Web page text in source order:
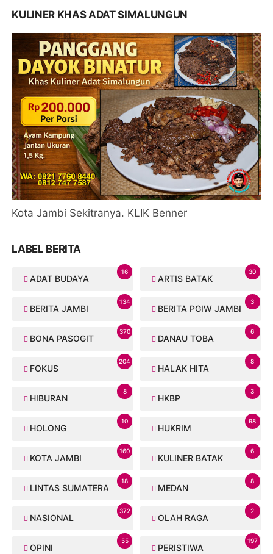
KULINER KHAS ADAT SIMALUNGUN
Kota Jambi Sekitranya. KLIK Benner
LABEL BERITA
ADAT BUDAYA
16
ARTIS BATAK
30
BERITA JAMBI
134
BERITA PGIW JAMBI
3
BONA PASOGIT
370
DANAU TOBA
6
FOKUS
204
HALAK HITA
8
HIBURAN
8
HKBP
3
HOLONG
10
HUKRIM
98
KOTA JAMBI
160
KULINER BATAK
6
LINTAS SUMATERA
18
MEDAN
8
NASIONAL
372
OLAH RAGA
2
OPINI
55
PERISTIWA
197